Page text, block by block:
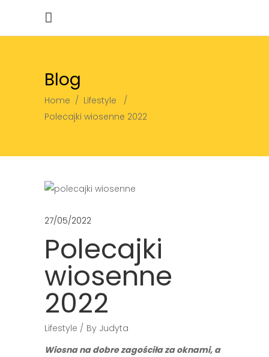
Blog
Home / Lifestyle
/
Polecajki wiosenne 2022
27/05/2022
Polecajki
wiosenne
2022
Lifestyle By Judyta
Wiosna na dobre zagościła za oknami, a